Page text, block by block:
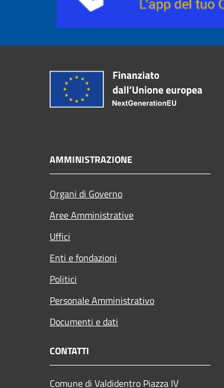
AMMINISTRAZIONE
Organi di Governo
Aree Amministrative
Uffici
Enti e fondazioni
Politici
Personale Amministrativo
Documenti e dati
CONTATTI
Comune di Valdidentro Piazza IV